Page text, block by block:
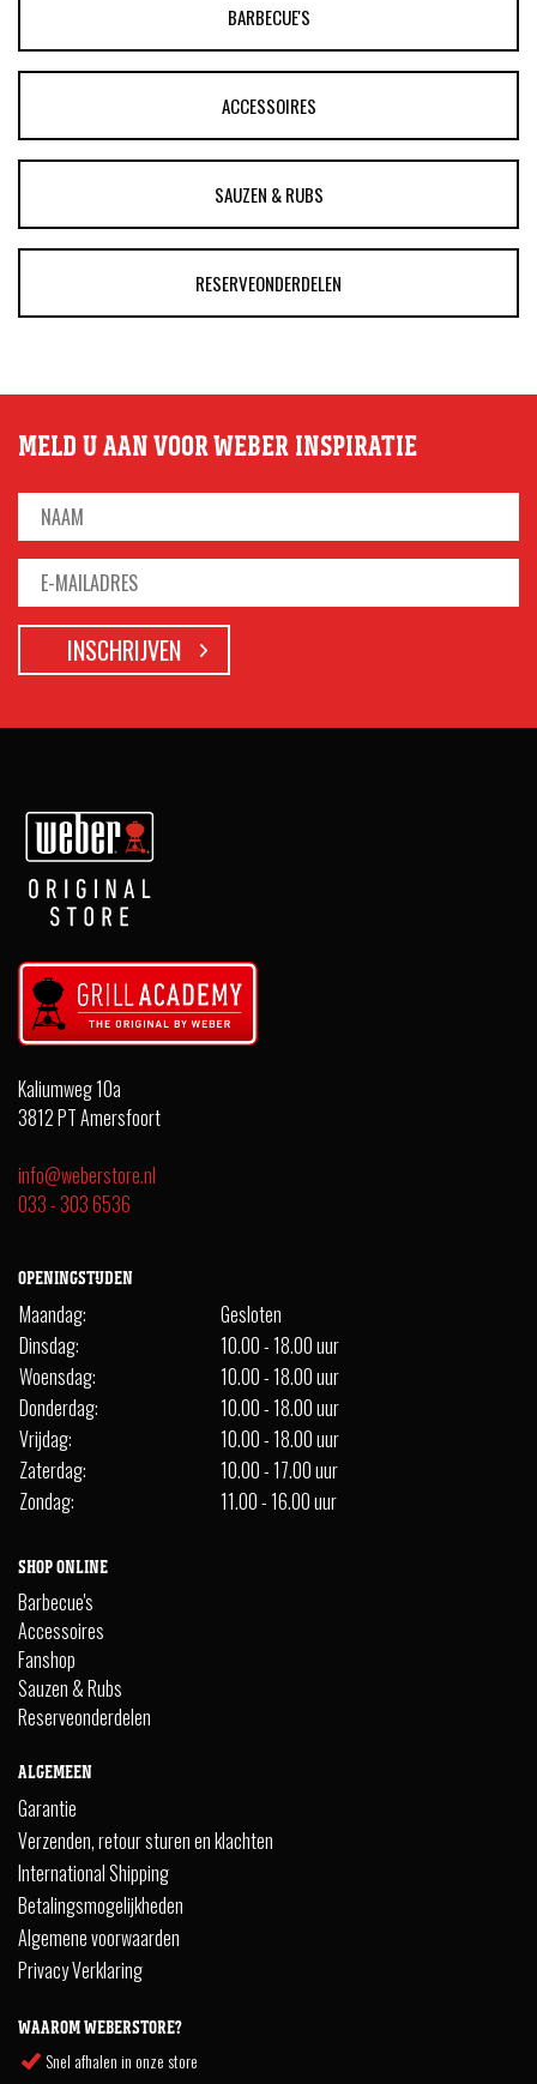
BARBECUE'S
ACCESSOIRES
SAUZEN & RUBS
RESERVEONDERDELEN
MELD U AAN VOOR WEBER INSPIRATIE
Kaliumweg 10a
3812 PT Amersfoort
info@weberstore.nl
033 - 303 6536
OPENINGSTIJDEN
Maandag:
Gesloten
Dinsdag:
10.00 - 18.00 uur
Woensdag:
10.00 - 18.00 uur
Donderdag:
10.00 - 18.00 uur
Vrijdag:
10.00 - 18.00 uur
Zaterdag:
10.00 - 17.00 uur
Zondag:
11.00 - 16.00 uur
SHOP ONLINE
Barbecue's
Accessoires
Fanshop
Sauzen & Rubs
Reserveonderdelen
ALGEMEEN
Garantie
Verzenden, retour sturen en klachten
International Shipping
Betalingsmogelijkheden
Algemene voorwaarden
Privacy Verklaring
WAAROM WEBERSTORE?
Snel afhalen in onze store